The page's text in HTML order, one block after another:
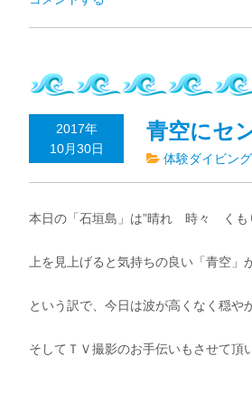
2017年
10月30日
青空にセ
体験ダイビング
本日の「石垣島」は”晴れ 時々 くも
上を見上げると気持ちの良い「青空
という訳で、今日は波が高くなく穏や
そしてＴＶ撮影のお手伝いもさせて頂